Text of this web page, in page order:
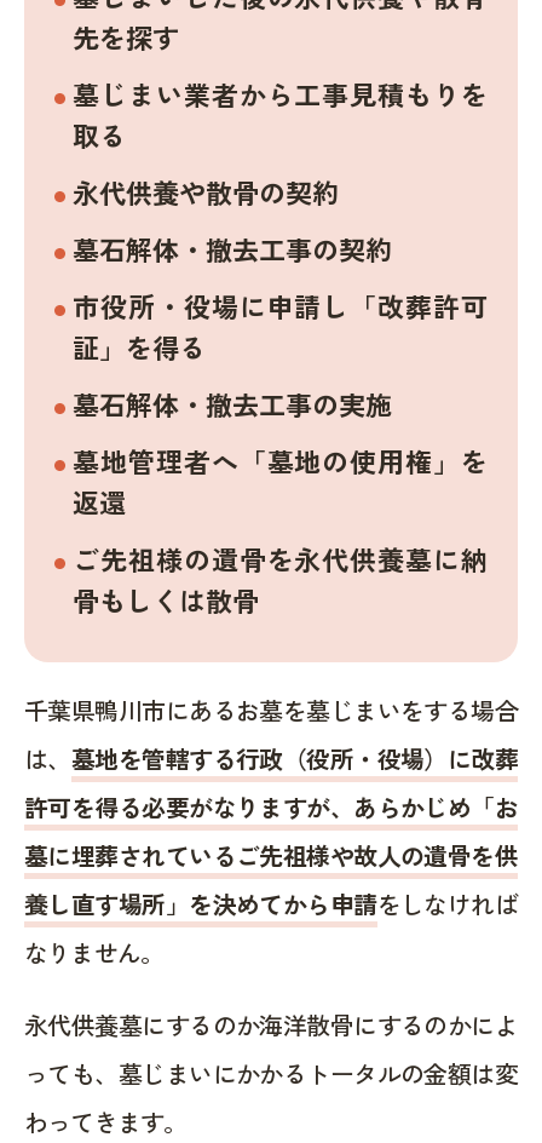
先を探す
墓じまい業者から工事見積もりを
取る
永代供養や散骨の契約
墓石解体・撤去工事の契約
市役所・役場に申請し「改葬許可
証」を得る
墓石解体・撤去工事の実施
墓地管理者へ「墓地の使用権」を
返還
ご先祖様の遺骨を永代供養墓に納
骨もしくは散骨
千葉県鴨川市にあるお墓を墓じまいをする場合
は、 墓地を管轄する行政（役所・役場）に改葬
許可を得る必要がなりますが、あらかじめ「お
墓に埋葬されているご先祖様や故人の遺骨を供
養し直す場所」を決めてから申請をしなければ
なりません。
永代供養墓にするのか海洋散骨にするのかによ
っても、墓じまいにかかるトータルの金額は変
わってきます。